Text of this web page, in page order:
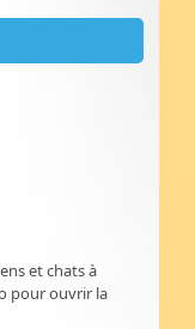
et chats à
pour ouvrir la